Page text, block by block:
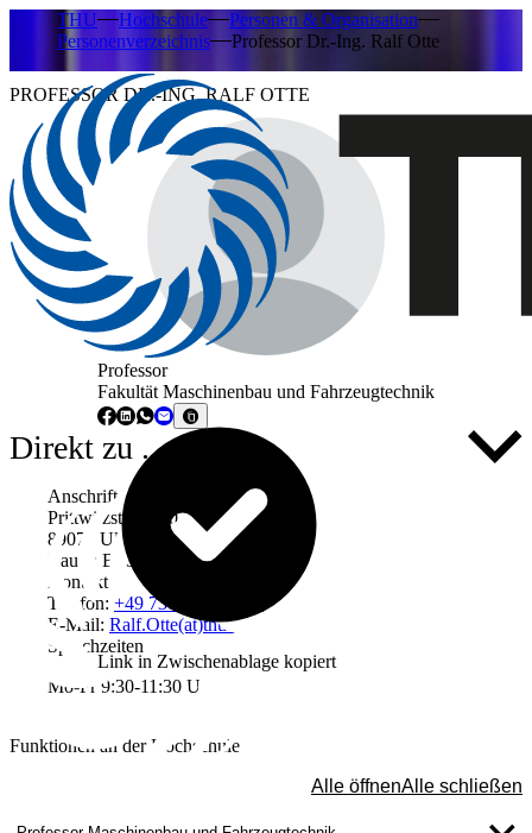
THU Hochschule
Personen & Organisation
Personenverzeichnis
Professor Dr.-Ing. Ralf Otte
PROFESSOR DR.-ING. RALF OTTE
Professor
Fakultät Maschinenbau und Fahrzeugtechnik
Link in Zwischenablage kopiert
Direkt zu ...
Anschrift
Prittwitzstraße 10
89075 Ulm
Raum: B205b
Kontakt
Telefon: +49 731 96537-551
E-Mail: Ralf.Otte(at)thu.de
Sprechzeiten
Mo-Fr 9:30-11:30 Uhr
Funktionen an der Hochschule
Alle öffnenAlle schließen